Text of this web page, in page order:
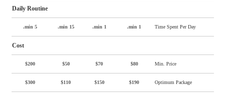
Daily Routine
Time Spent Per Day
1 min.
1 min.
15 min.
5 min.
Cost
Min. Price
$80
$70
$50
$200
Optimum Package
$190
$150
$110
$300